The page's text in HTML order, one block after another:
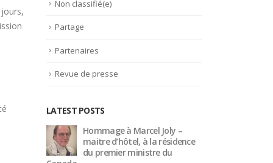
Non classifié(e)
Partage
Partenaires
Revue de presse
LATEST POSTS
Trophée du Maître d’Hôtel
2027 : les douze demi-
finalistes dévoilés